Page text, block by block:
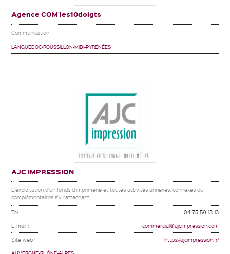
Agence COM’les10doigts
Communication
LANGUEDOC-ROUSSILLON-MIDI-PYRÉNÉES
AJC IMPRESSION
L'exploitation d'un fonds d'imprimerie et toutes activités annexes, connexes ou
complémentaires s'y rattachant.
Tel. : 04 75 59 13 13
E-mail : commercial@ajcimpression.com
Site web : https://ajcimpression.fr/
AUVERGNE-RHÔNE-ALPES